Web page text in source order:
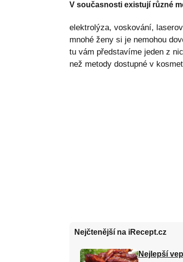
V současnosti existují různé
elektrolýza, voskování,
mnohé ženy si je nemohou
tu vám představíme jeden z
než metody dostupné v
Nejčtenější na iRecept.cz
Nejlepší